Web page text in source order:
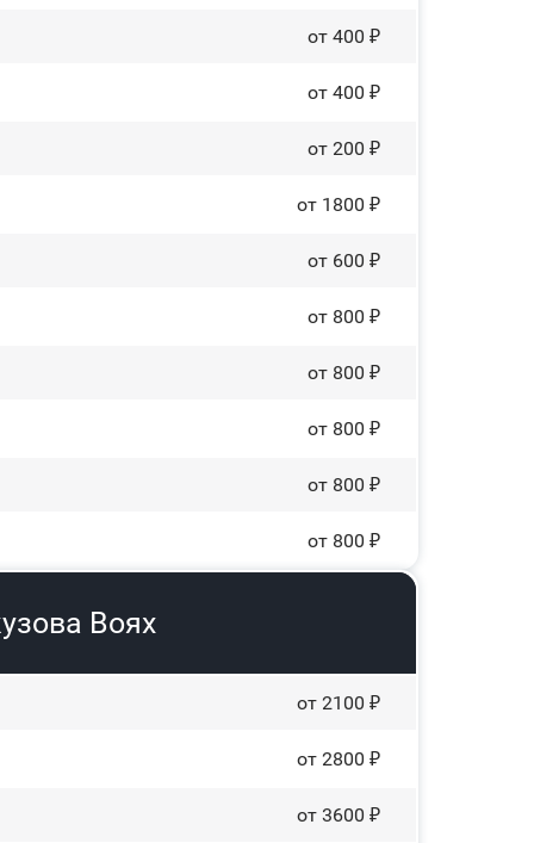
от 400 ₽
от 400 ₽
от 200 ₽
от 1800 ₽
от 600 ₽
от 800 ₽
от 800 ₽
от 800 ₽
от 800 ₽
от 800 ₽
Воях
от 2100 ₽
от 2800 ₽
от 3600 ₽